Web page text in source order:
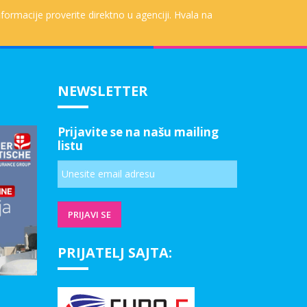
proverite direktno u agenciji. Hvala na
NEWSLETTER
Prijavite se na našu mailing
listu
PRIJATELJ SAJTA: